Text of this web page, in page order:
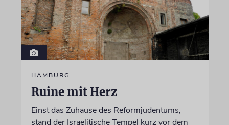
HAMBURG
Ruine mit Herz
Einst das Zuhause des Reformjudentums,
stand der Israelitische Tempel kurz vor dem